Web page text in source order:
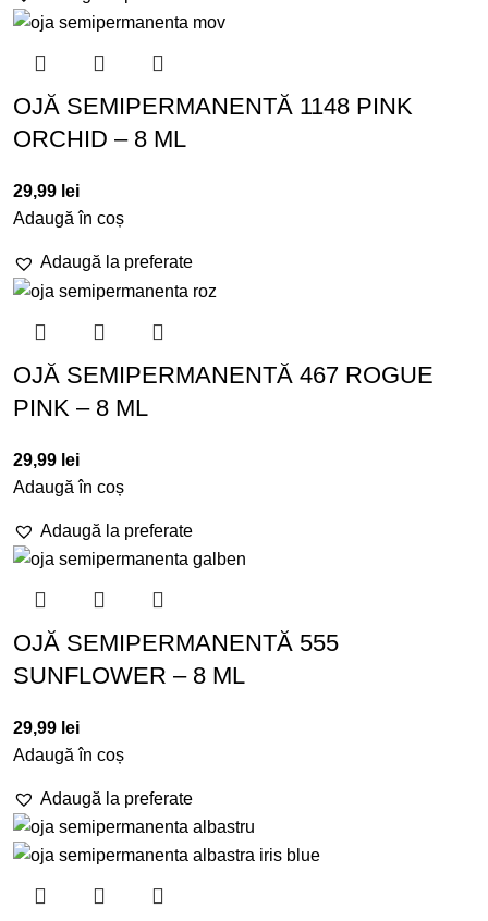
OJĂ SEMIPERMANENTĂ 1148 PINK
ORCHID – 8 ML
29,99 lei
Adaugă în coș
Adaugă la preferate
OJĂ SEMIPERMANENTĂ 467 ROGUE
PINK – 8 ML
29,99 lei
Adaugă în coș
Adaugă la preferate
OJĂ SEMIPERMANENTĂ 555
SUNFLOWER – 8 ML
29,99 lei
Adaugă în coș
Adaugă la preferate